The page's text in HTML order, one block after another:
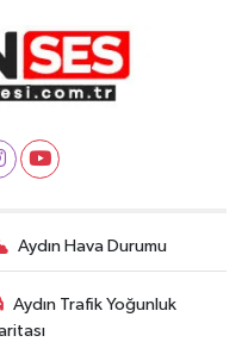
Aydın Hava Durumu
Aydın Trafik Yoğunluk